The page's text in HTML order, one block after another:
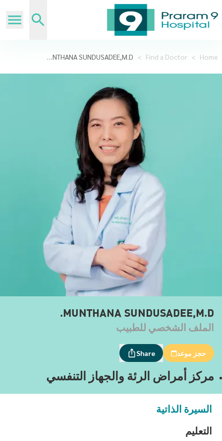
Home
>
Find a Doctor
>
MUNTHANA SUNDUSADEE,M.D.
MUNTHANA SUNDUSADEE,M.D.
الملف الشخصي للطبيب
حجز موعد Share
مركز أمراض الرئة والجهاز التنفسي
السيرة الذاتية
التعليم